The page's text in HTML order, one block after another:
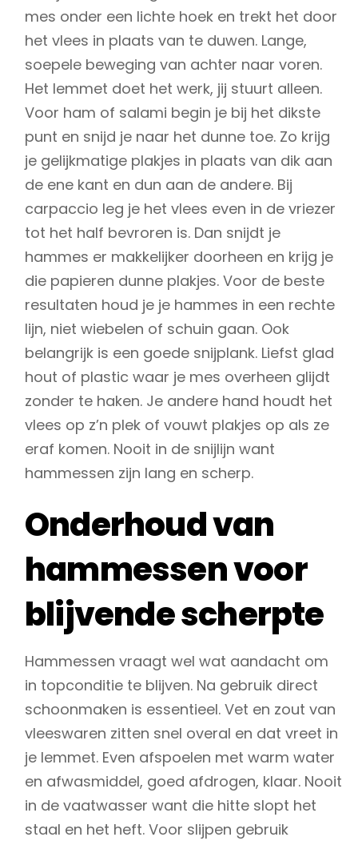
mes onder een lichte hoek en trekt het door
het vlees in plaats van te duwen. Lange,
soepele beweging van achter naar voren.
Het lemmet doet het werk, jij stuurt alleen.
Voor ham of salami begin je bij het dikste
punt en snijd je naar het dunne toe. Zo krijg
je gelijkmatige plakjes in plaats van dik aan
de ene kant en dun aan de andere. Bij
carpaccio leg je het vlees even in de vriezer
tot het half bevroren is. Dan snijdt je
hammes er makkelijker doorheen en krijg je
die papieren dunne plakjes. Voor de beste
resultaten houd je je hammes in een rechte
lijn, niet wiebelen of schuin gaan. Ook
belangrijk is een goede snijplank. Liefst glad
hout of plastic waar je mes overheen glijdt
zonder te haken. Je andere hand houdt het
vlees op z’n plek of vouwt plakjes op als ze
eraf komen. Nooit in de snijlijn want
hammessen zijn lang en scherp.
Onderhoud van
hammessen voor
blijvende scherpte
Hammessen vraagt wel wat aandacht om
in topconditie te blijven. Na gebruik direct
schoonmaken is essentieel. Vet en zout van
vleeswaren zitten snel overal en dat vreet in
je lemmet. Even afspoelen met warm water
en afwasmiddel, goed afdrogen, klaar. Nooit
in de vaatwasser want die hitte slopt het
staal en het heft. Voor slijpen gebruik